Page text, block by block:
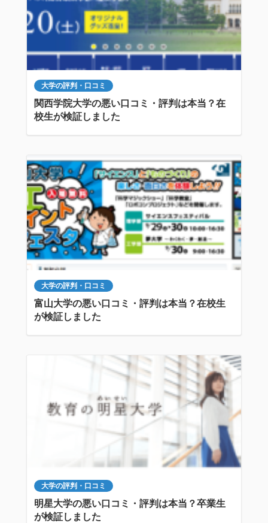
大学の評判・口コミ
関西学院大学の悪い口コミ・評判は本当？在
校生が検証しました
大学の評判・口コミ
富山大学の悪い口コミ・評判は本当？在校生
が検証しました
大学の評判・口コミ
明星大学の悪い口コミ・評判は本当？卒業生
が検証しました